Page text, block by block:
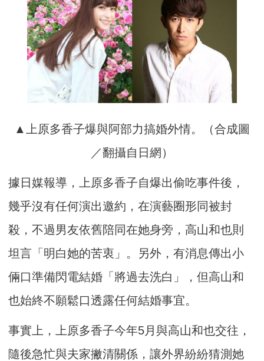
▲上原多香子爆與阿部力搞婚外情。（合成圖
／翻攝自日網）
據日媒報導，上原多香子自爆出偷吃事件後，
幾乎沒有任何演出邀約，在演藝圈形同被封
殺，不過男友依舊陪同在她身旁，高山和也則
坦言「明白她的苦衷」。另外，有消息傳出小
倆口準備閃電結婚「將過去洗白」，但高山和
也始終不願鬆口透露任何結婚事宜。
事實上，上原多香子今年5月與高山和也交往，
隨後急忙與夫家撇清關係，讓外界紛紛猜測她